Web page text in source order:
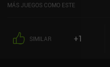
MÁS JUEGOS COMO ESTE
SIMILAR +1